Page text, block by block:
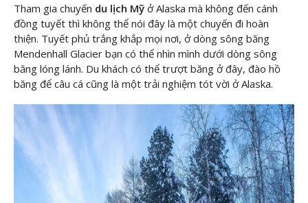
Tham gia chuyến du lịch Mỹ ở Alaska mà không đến cánh
đồng tuyết thì không thể nói đây là một chuyến đi hoàn
thiện. Tuyết phủ trắng khắp mọi nơi, ở dòng sông băng
Mendenhall Glacier bạn có thể nhìn mình dưới dòng sông
băng lóng lánh. Du khách có thể trượt băng ở đây, đào hồ
băng để câu cá cũng là một trải nghiệm tót vời ở Alaska.